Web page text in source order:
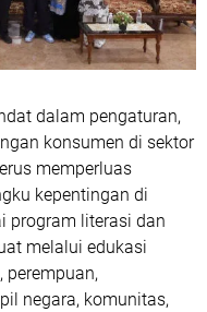
dalam pengaturan,
konsumen di sektor
memperluas
kepentingan di
program literasi dan
melalui edukasi
perempuan,
negara, komunitas,